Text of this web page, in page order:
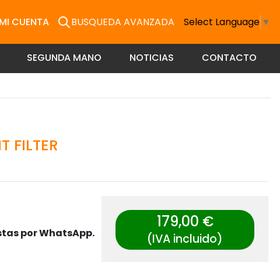
MI CUENTA BUSQUEDA AVANZADA Select Language ▼
SEGUNDA MANO NOTICIAS CONTACTO
FILTER
por WhatsApp.
179,00 €
(IVA incluido)